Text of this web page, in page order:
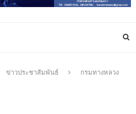
ข่าวประชาสัมพันธ์
กรมทางหลวง